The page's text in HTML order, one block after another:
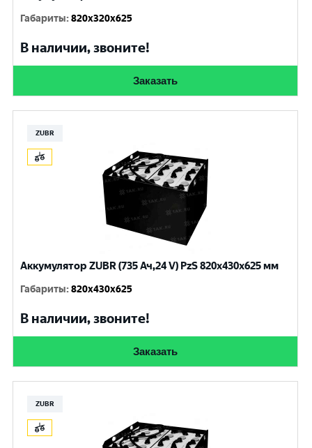
Габариты:820x320x625
В наличии, звоните!
Заказать
ZUBR
Аккумулятор ZUBR (735 Ач,24 V) PzS 820x430x625 мм
Габариты:820x430x625
В наличии, звоните!
Заказать
ZUBR